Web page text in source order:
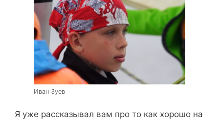
Иван Зуев
Я уже рассказывал вам про то как хорошо на